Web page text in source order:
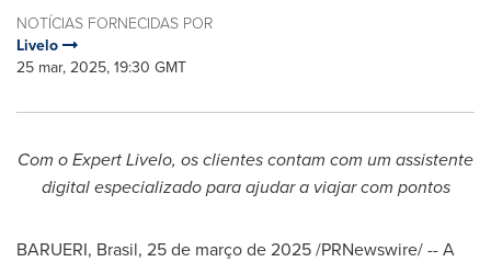
NOTÍCIAS FORNECIDAS POR
Livelo
25 mar, 2025, 19:30 GMT
Com o Expert Livelo, os clientes contam com um assistente
digital especializado para ajudar a viajar com pontos
BARUERI, Brasil, 25 de março de 2025/PRNewswire/ -- A